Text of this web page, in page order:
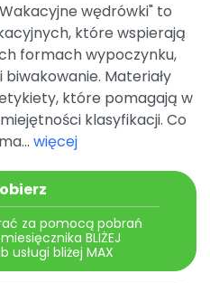
wędrówki" to
które wspierają
formach wypoczynku,
Materiały
które pomagają w
klasyfikacji. Co
więcej
za pomocą pobrań
BLIŻEJ
usługi bliżej MAX